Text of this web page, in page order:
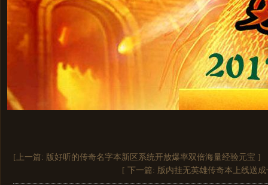
[上一篇: 版好听的传奇名字本新区系统开放爆率双倍海量经验元宝 ]
[ 下一篇: 版内挂无英雄传奇本上线送